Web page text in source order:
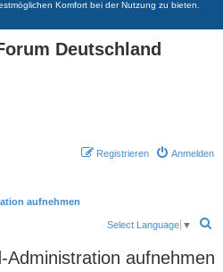
Komfort bei der Nutzung zu bieten.
Deutschland
Anmelden
Registrieren
aufnehmen
c
Select Language ▼
aufnehmen